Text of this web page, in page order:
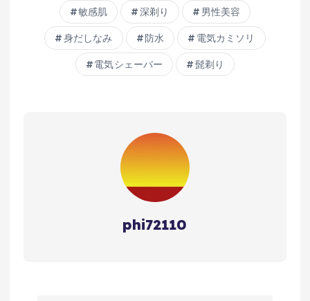
敏感肌 深剃り 男性美容
身だしなみ 防水 電気カミソリ
電気シェーバー 髭剃り
phi72110